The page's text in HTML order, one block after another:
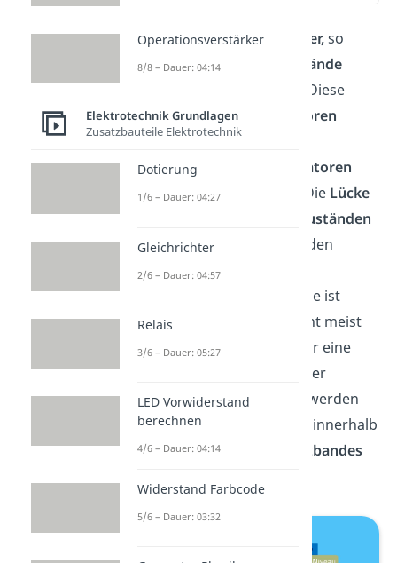
Dotierst du einenHalbleiter,so
erzeugst du erlaubte
Zustände
. Diese
Zuständesind bei
Akzeptoren
näher amValenzband
beziehungsweise bei
Donatoren
näher amLeitungsband . Die Lücke
Energiezuständen
und den korrespondierenden
Bändernnennt man
. Diese ist
relativ klein. Das ermöglicht meist
schon bei Raumtemperatur eine
der
Dotierungsatome
. Damit werden
dannfreie
innerhalb
des Leitungs
Valenzbandes
Operationsverstärker
8/8 – Dauer: 04:14
Elektrotechnik Grundlagen
Zusatzbauteile Elektrotechnik
Dotierung
1/6 – Dauer: 04:27
Gleichrichter
2/6 – Dauer: 04:57
Relais
3/6 – Dauer: 05:27
LED Vorwiderstand
berechnen
4/6 – Dauer: 04:14
Widerstand Farbcode
5/6 – Dauer: 03:32